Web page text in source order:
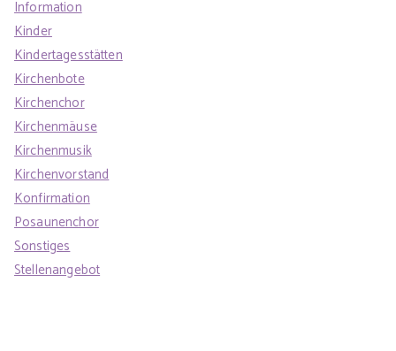
Information
Kinder
Kindertagesstätten
Kirchenbote
Kirchenchor
Kirchenmäuse
Kirchenmusik
Kirchenvorstand
Konfirmation
Posaunenchor
Sonstiges
Stellenangebot